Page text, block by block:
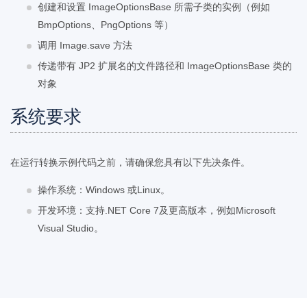
创建和设置 ImageOptionsBase 所需子类的实例（例如
BmpOptions、PngOptions 等）
调用 Image.save 方法
传递带有 JP2 扩展名的文件路径和 ImageOptionsBase 类的
对象
系统要求
在运行转换示例代码之前，请确保您具有以下先决条件。
操作系统：Windows 或Linux。
开发环境：支持.NET Core 7及更高版本，例如Microsoft
Visual Studio。